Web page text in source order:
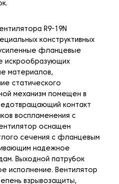
R9-19N
конструктивных
фланцевые
искрообразующих
материалов,
статического
механизм помещен в
контакт
воспламенения с
оснащен
сечения с фланцевым
надежное
Выходной патрубок
исполнение. Вентилятор
взрывозащиты,